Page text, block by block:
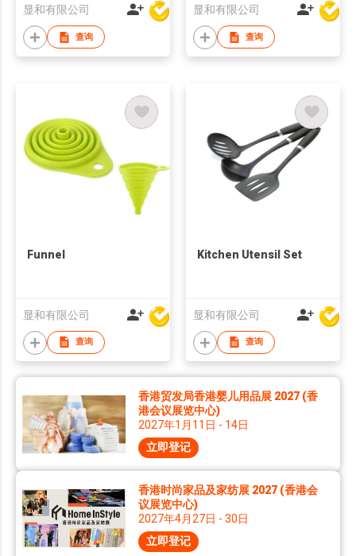
显和有限公司
查询
显和有限公司
查询
Funnel
显和有限公司
查询
Kitchen Utensil Set
显和有限公司
查询
香港贸发局香港婴儿用品展 2027 (香
港会议展览中心)
2027年1月11日 - 14日
立即登记
香港时尚家品及家纺展 2027 (香港会
议展览中心)
2027年4月27日 - 30日
立即登记